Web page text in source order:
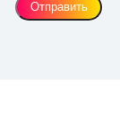
ALGAE
SOY